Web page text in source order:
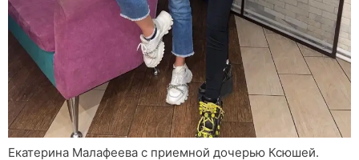
Екатерина Малафеева с приемной дочерью Ксюшей.